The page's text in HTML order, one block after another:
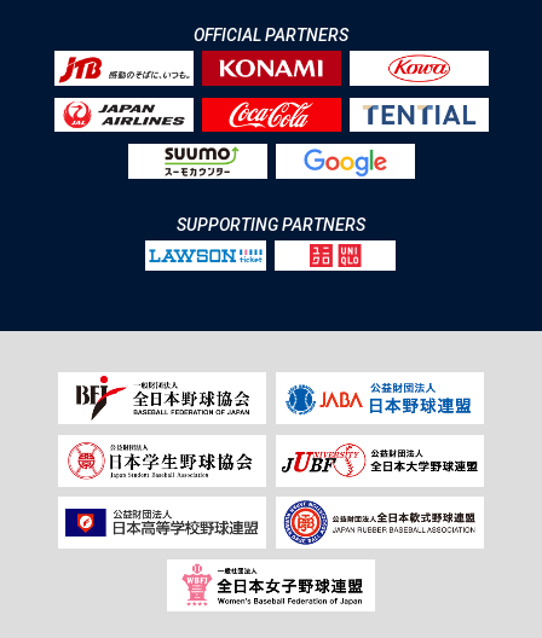
OFFICIAL PARTNERS
SUPPORTING PARTNERS